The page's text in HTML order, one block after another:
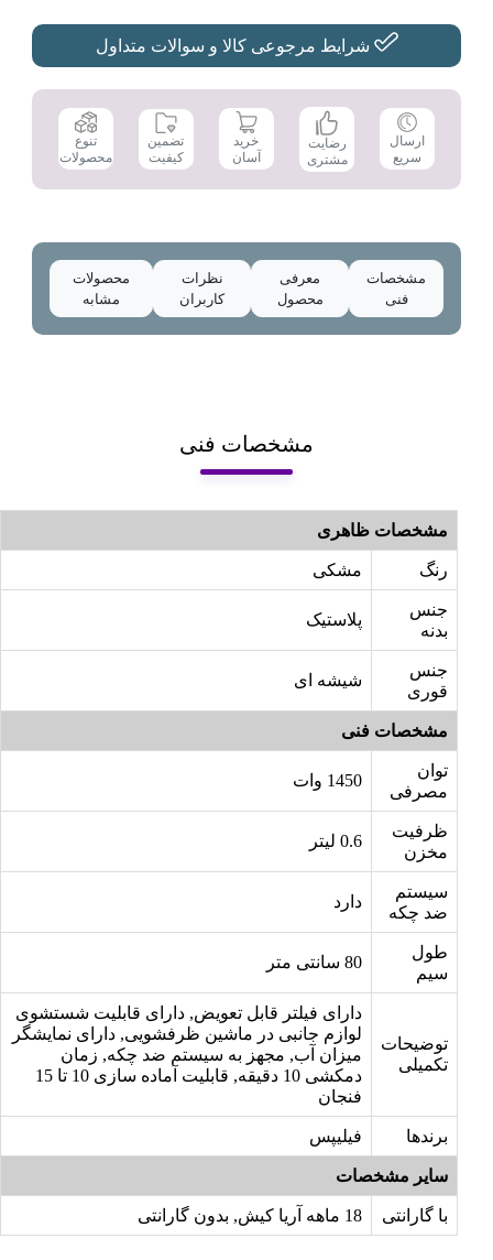
عدد
شرایط مرجوعی کالا و سوالات متداول
ارسال
سریع
رضایت
مشتری
خرید
آسان
تضمین
کیفیت
تنوع
محصولات
مشخصات
فنی
معرفی
محصول
نظرات
کاربران
محصولات
مشابه
مشخصات فنی
مشخصات ظاهری
رنگ مشکی
جنس
بدنه
پلاستیک
جنس
قوری
شیشه ای
مشخصات فنی
توان
مصرفی
1450 وات
ظرفیت
مخزن
0.6 لیتر
سیستم
ضد چکه
دارد
طول
سیم
توضیحات
تکمیلی
دارای فیلتر قابل تعویض, دارای قابلیت شستشوی
لوازم جانبی در ماشین ظرفشویی, دارای نمایشگر
میزان آب, مجهز به سیستم ضد چکه, زمان
دمکشی 10 دقیقه, قابلیت آماده سازی 10 تا 15
فنجان
برندها فیلیپس
سایر مشخصات
با گارانتی